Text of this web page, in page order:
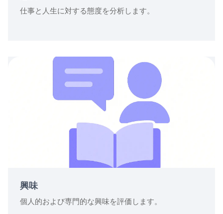
仕事と人生に対する態度を分析します。
興味
個人的および専門的な興味を評価します。